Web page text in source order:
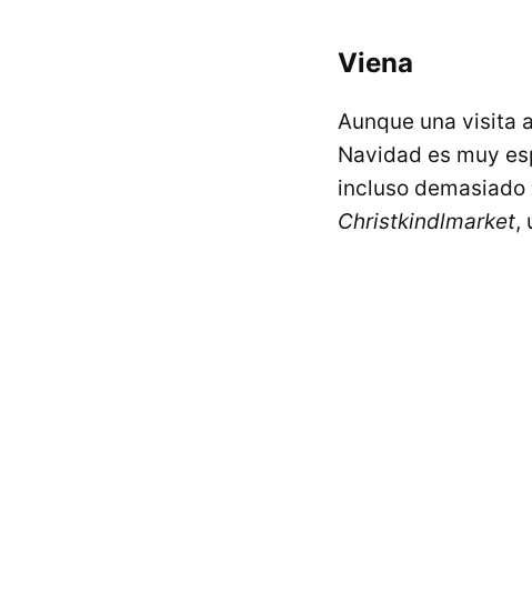
Viena
Aunque una visita a
Navidad es muy
incluso demasiado
Christkindlmarket,